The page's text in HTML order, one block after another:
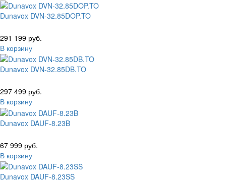
Dunavox DVN-32.85DOP.TO
291 199 руб.
В корзину
Dunavox DVN-32.85DB.TO
297 499 руб.
В корзину
Dunavox DAUF-8.23B
67 999 руб.
В корзину
Dunavox DAUF-8.23SS